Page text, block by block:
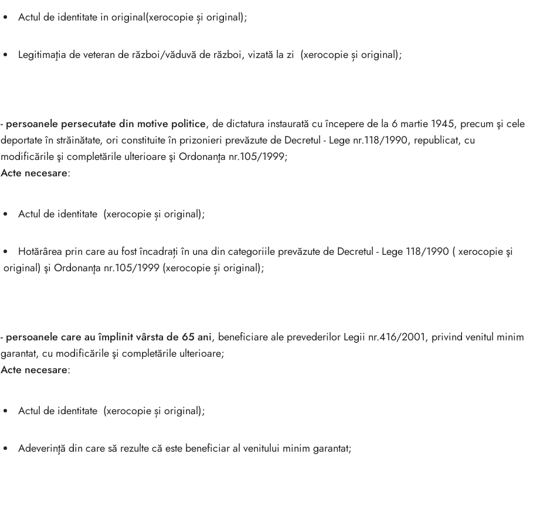
Actul de identitate in original(xerocopie și original);
Legitimaţia de veteran de război/văduvă de război, vizată la zi (xerocopie și original);
- persoanele persecutate din motive politice, de dictatura instaurată cu începere de la 6 martie 1945, precum şi cele
deportate în străinătate, ori constituite în prizonieri prevăzute de Decretul - Lege nr.118/1990, republicat, cu
modificările şi completările ulterioare şi Ordonanţa nr.105/1999;
Acte necesare:
Actul de identitate (xerocopie și original);
Hotărârea prin care au fost încadrați în una din categoriile prevăzute de Decretul - Lege 118/1990 ( xerocopie şi
original) şi Ordonanţa nr.105/1999 (xerocopie și original);
- persoanele care au împlinit vârsta de 65 ani, beneficiare ale prevederilor Legii nr.416/2001, privind venitul minim
garantat, cu modificările şi completările ulterioare;
Acte necesare:
Actul de identitate (xerocopie și original);
Adeverinţă din care să rezulte că este beneficiar al venitului minim garantat;